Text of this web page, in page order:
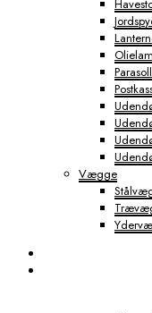
Vægge